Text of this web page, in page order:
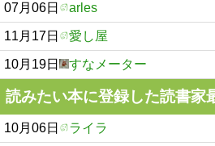
07月06日 arles
11月17日 愛し屋
10月19日 すなメーター
読みたい本に登録した読書家
10月06日 ライラ